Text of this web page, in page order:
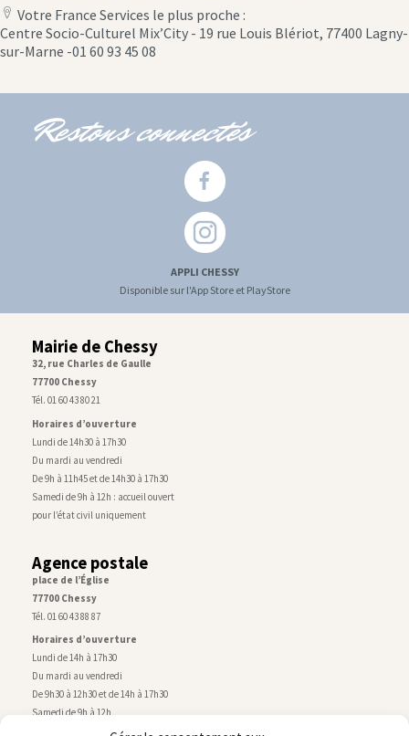
location
icon
Votre France Services le plus proche :
Centre Socio-Culturel Mix’City - 19 rue Louis Blériot, 77400 Lagny-
sur-Marne -01 60 93 45 08
Restons connectés
APPLI CHESSY
Disponible sur l'App Store et PlayStore
Mairie de Chessy
32, rue Charles de Gaulle
77700 Chessy
Tél. 01 60 43 80 21
Horaires d’ouverture
Lundi de 14h30 à 17h30
Du mardi au vendredi
De 9h à 11h45 et de 14h30 à 17h30
Samedi de 9h à 12h : accueil ouvert
pour l’état civil uniquement
Agence postale
place de l’Église
77700 Chessy
Tél. 01 60 43 88 87
Horaires d’ouverture
Lundi de 14h à 17h30
Du mardi au vendredi
De 9h30 à 12h30 et de 14h à 17h30
Samedi de 9h à 12h